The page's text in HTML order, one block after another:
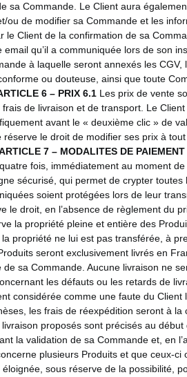
sa Commande. Le Client aura
ou de modifier sa Commande et les
le Client de la confirmation de sa
email qu’il a communiquée lors de son
à laquelle seront annexés les
ou douteuse, ainsi que toute
6 – PRIX 6.1 Les prix de vente
de livraison et de transport. Le
avant le « deuxième clic » de
réserve le droit de modifier ses prix à
7 – MODALITES DE
fois, immédiatement au moment
sécurisé, qui permet de crypter
soient protégées lors de leur
le droit, en l’absence de règlement
la propriété pleine et entière des
propriété ne lui est pas transférée, à
seront exclusivement livrés en
sa Commande. Aucune livraison ne
les défauts ou les retards de
considérée comme une faute du
les frais de réexpédition seront à la
proposés sont précisés au
la validation de sa Commande et,
plusieurs Produits et que
sous réserve de la possibilité,